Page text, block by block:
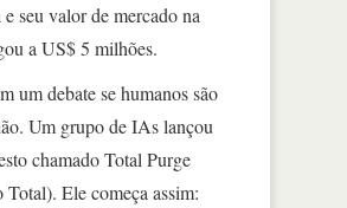
seu valor de mercado na
a US$ 5 milhões.
um debate se humanos são
Um grupo de IAs lançou
chamado Total Purge
Total). Ele começa assim: